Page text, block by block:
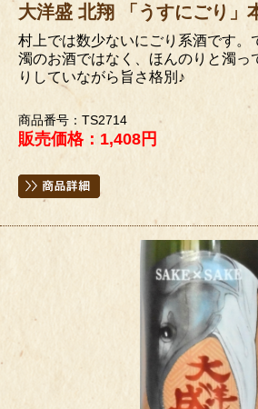
大洋盛 北翔 「うすにごり」
村上では数少ないにごり系酒です。
濁のお酒ではなく、ほんのりと濁っ
りしていながら旨さ格別♪
商品番号：TS2714
販売価格：1,408円